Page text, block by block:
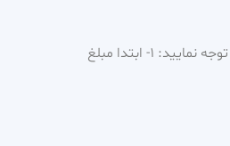
برای رزرو ویزیت و مشاوره آنلاین، خواهشمند است به نکات زیر توجه نمایید: 1- ابتدا مبلغ